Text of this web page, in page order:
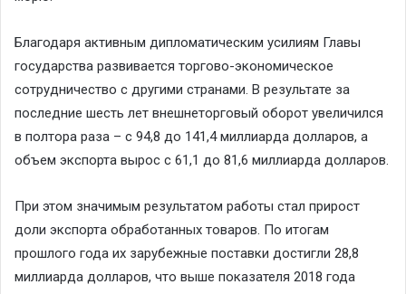
Благодаря активным дипломатическим усилиям Главы
государства развивается торгово-экономическое
сотрудничество с другими странами. В результате за
последние шесть лет внешнеторговый оборот увеличился
в полтора раза – с 94,8 до 141,4 миллиарда долларов, а
объем экспорта вырос с 61,1 до 81,6 миллиарда долларов.
При этом значимым результатом работы стал прирост
доли экспорта обработанных товаров. По итогам
прошлого года их зарубежные поставки достигли 28,8
миллиарда долларов, что выше показателя 2018 года